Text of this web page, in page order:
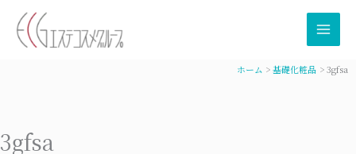
ホーム 基礎化粧品 3gfsa
3gfsa